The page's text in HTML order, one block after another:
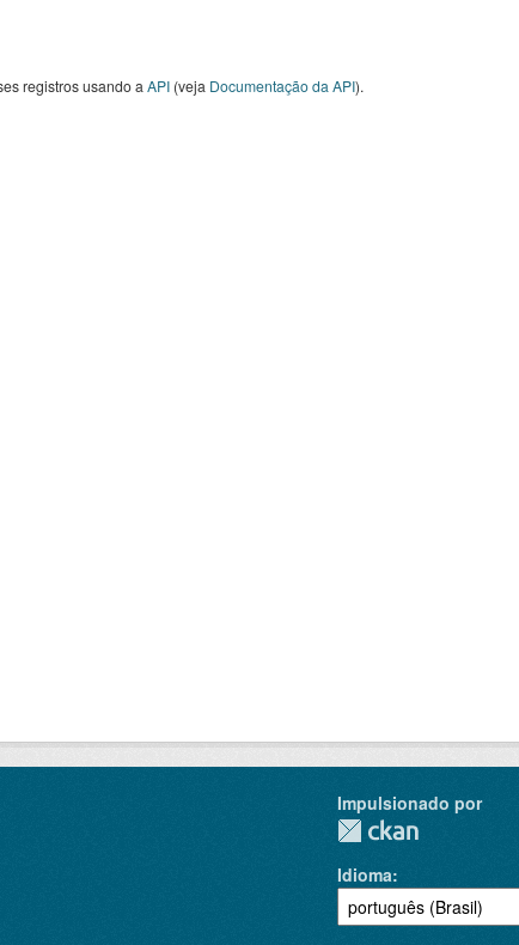
registros usando a API(veja Documentação da API).
Impulsionado por
Idioma